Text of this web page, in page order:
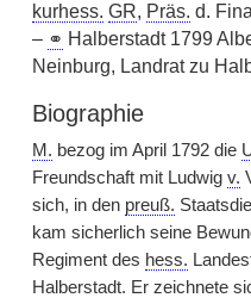
kurhess. GR, Präs. d.
– ⚭ Halberstadt 1799
Neinburg, Landrat zu
Biographie
M. bezog im April 1792 die
Freundschaft mit Ludwig v.
sich, in den preuß.
kam sicherlich seine
Regiment des hess.
Halberstadt. Er zeichnete